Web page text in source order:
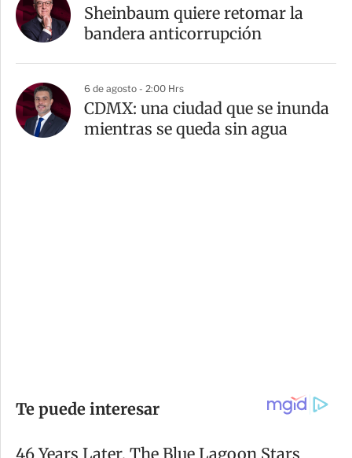
Sheinbaum quiere retomar la
bandera anticorrupción
6 de agosto - 2:00 Hrs
CDMX: una ciudad que se inunda
mientras se queda sin agua